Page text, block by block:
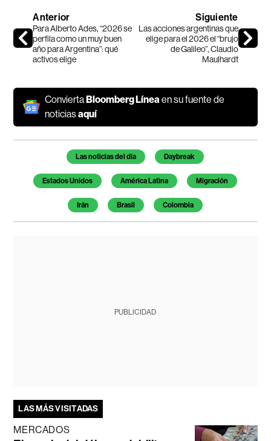
Anterior
Para Alberto Ades, “2026 se
perfila como un muy buen
año para Argentina”: qué
activos elige
Siguiente
Las acciones argentinas que
elige para el 2026 el “brujo
de Galileo”, Claudio
Maulhardt
ConviertaBloomberg Línea en su fuente de
noticiasaquí
Temas de este artículo
Las noticias del día Daybreak
Estados Unidos América Latina Migración
Irán Brasil Colombia
PUBLICIDAD
LAS MÁS VISITADAS
MERCADOS